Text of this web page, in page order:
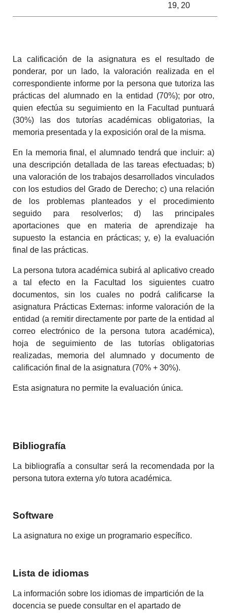
19, 20
La calificación de la asignatura es el resultado de
ponderar, por un lado, la valoración realizada en el
correspondiente informe por la persona que tutoriza las
prácticas del alumnado en la entidad (70%); por otro,
quien efectúa su seguimiento en la Facultad puntuará
(30%) las dos tutorías académicas obligatorias, la
memoria presentada y la exposición oral de la misma.
En la memoria final, el alumnado tendrá que incluir: a)
una descripción detallada de las tareas efectuadas; b)
una valoración de los trabajos desarrollados vinculados
con los estudios del Grado de Derecho; c) una relación
de los problemas planteados y el procedimiento
seguido para resolverlos; d) las principales
aportaciones que en materia de aprendizaje ha
supuesto la estancia en prácticas; y, e) la evaluación
final de las prácticas.
La persona tutora académica subirá al aplicativo creado
a tal efecto en la Facultad los siguientes cuatro
documentos, sin los cuales no podrá calificarse la
asignatura Prácticas Externas: informe valoración de la
entidad (a remitir directamente por parte de la entidad al
correo electrónico de la persona tutora académica),
hoja de seguimiento de las tutorías obligatorias
realizadas, memoria del alumnado y documento de
calificación final de la asignatura (70% + 30%).
Esta asignatura no permite la evaluación única.
Bibliografía
La bibliografía a consultar será la recomendada por la
persona tutora externa y/o tutora académica.
Software
La asignatura no exige un programario específico.
Lista de idiomas
La información sobre los idiomas de impartición de la
docencia se puede consultar en el apartado de